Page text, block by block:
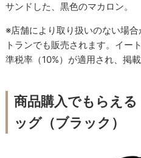
サンドした、黒色のマカロン。
※店舗により取り扱いのない場
トランでも販売されます。イー
準税率（10%）が適用され、掲
商品購入でもらえ
ッグ（ブラック）